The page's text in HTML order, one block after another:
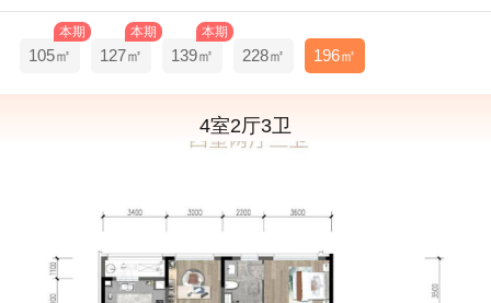
105㎡
本期
127㎡
本期
139㎡
本期
228㎡ 196㎡
4室2厅3卫